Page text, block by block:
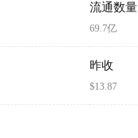
流通数量
69.7亿
昨收
$13.87